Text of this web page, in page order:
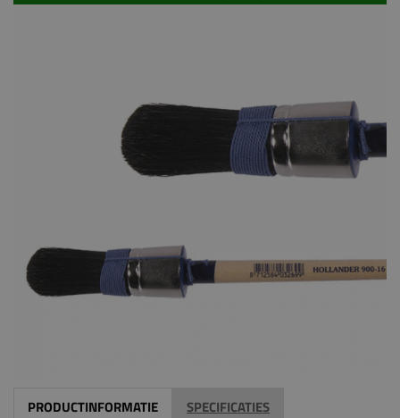
PRODUCTINFORMATIE SPECIFICATIES